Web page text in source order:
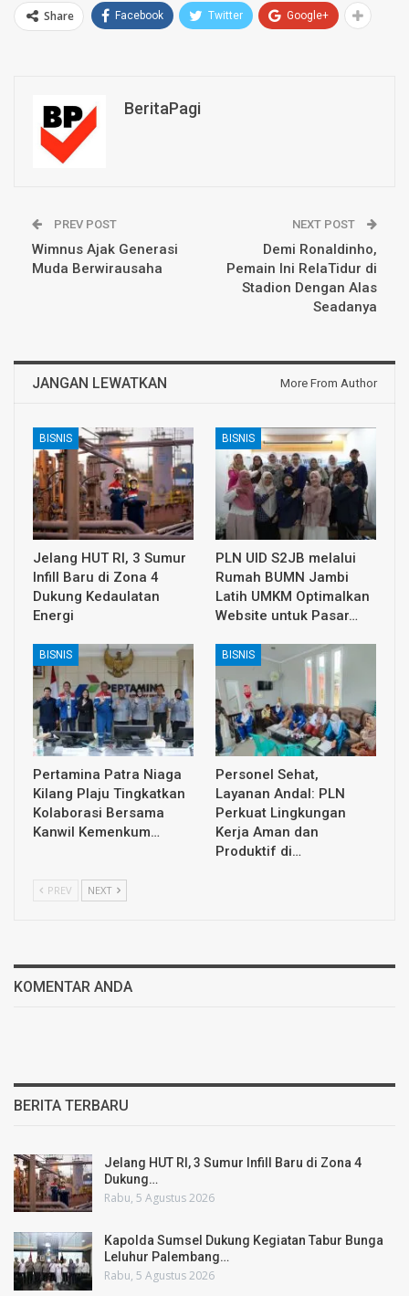
Share Facebook Twitter Google+
BeritaPagi
PREV POST
Wimnus Ajak Generasi
Muda Berwirausaha
NEXT POST
Demi Ronaldinho,
Pemain Ini RelaTidur di
Stadion Dengan Alas
Seadanya
JANGAN LEWATKAN More From Author
BISNIS
Jelang HUT RI, 3 Sumur
Infill Baru di Zona 4
Dukung Kedaulatan
Energi
BISNIS
PLN UID S2JB melalui
Rumah BUMN Jambi
Latih UMKM Optimalkan
Website untuk Pasar…
BISNIS
Pertamina Patra Niaga
Kilang Plaju Tingkatkan
Kolaborasi Bersama
Kanwil Kemenkum…
BISNIS
Personel Sehat,
Layanan Andal: PLN
Perkuat Lingkungan
Kerja Aman dan
Produktif di…
PREV NEXT
KOMENTAR ANDA
BERITA TERBARU
Jelang HUT RI, 3 Sumur Infill Baru di Zona 4
Dukung…
Rabu, 5 Agustus 2026
Kapolda Sumsel Dukung Kegiatan Tabur Bunga
Leluhur Palembang…
Rabu, 5 Agustus 2026